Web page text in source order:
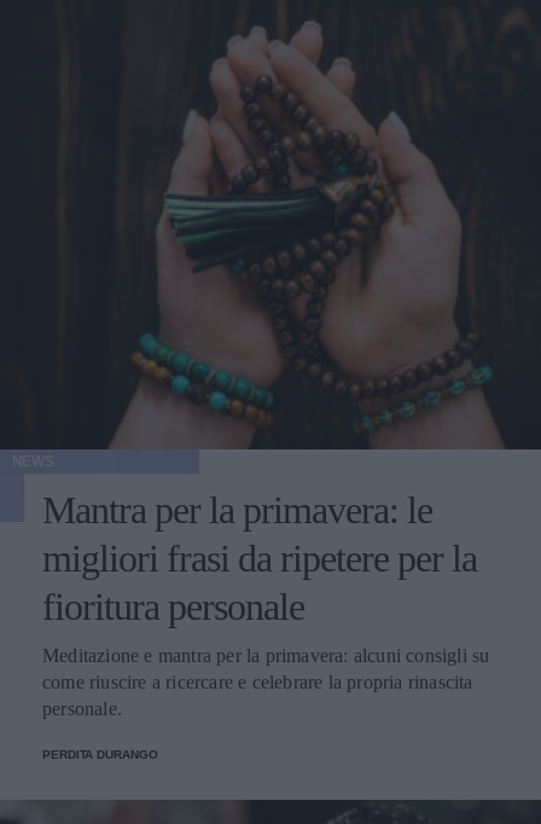
Mantra per la primavera: le
migliori frasi da ripetere per la
fioritura personale
Meditazione e mantra per la primavera: alcuni consigli su
come riuscire a ricercare e celebrare la propria rinascita
personale.
PERDITA DURANGO